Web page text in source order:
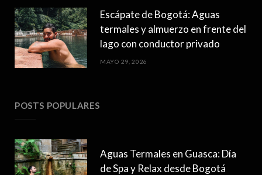
Escápate de Bogotá: Aguas
termales y almuerzo en frente del
lago con conductor privado
MAYO 29, 2026
POSTS POPULARES
Aguas Termales en Guasca: Día
de Spa y Relax desde Bogotá